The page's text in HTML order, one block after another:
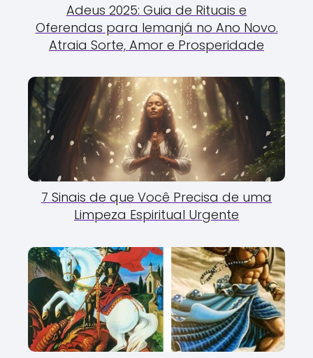
Adeus 2025: Guia de Rituais e
Oferendas para Iemanjá no Ano Novo.
Atraia Sorte, Amor e Prosperidade
7 Sinais de que Você Precisa de uma
Limpeza Espiritual Urgente